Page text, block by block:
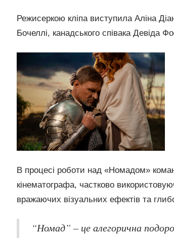
Режисеркою кліпа виступила Аліна
Бочеллі, канадського співака Девіда
В процесі роботи над «Номадом»
кінематографа, частково
вражаючих візуальних ефектів та
“Номад” – це алегорична